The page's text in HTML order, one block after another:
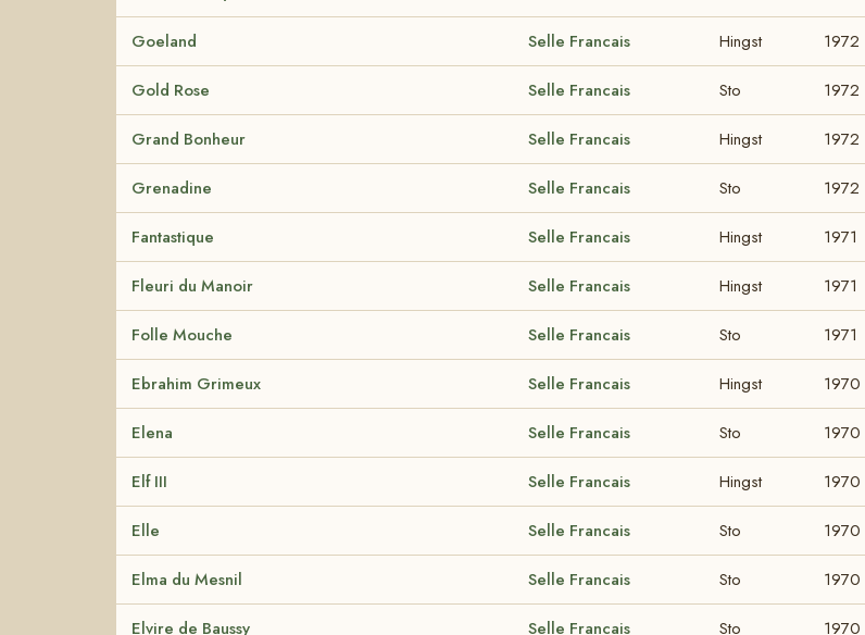
Goeland Selle Francais Hingst 1972
Gold Rose Selle Francais Sto 1972
Grand Bonheur Selle Francais Hingst 1972
Grenadine Selle Francais Sto 1972
Fantastique Selle Francais Hingst 1971
Fleuri du Manoir Selle Francais Hingst 1971
Folle Mouche Selle Francais Sto 1971
Ebrahim Grimeux Selle Francais Hingst 1970
Elena Selle Francais Sto 1970
Elf III Selle Francais Hingst 1970
Elle Selle Francais Sto 1970
Elma du Mesnil Selle Francais Sto 1970
Elvire de Baussy Selle Francais Sto 1970